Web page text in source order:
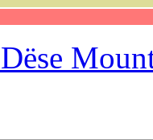
Dëse